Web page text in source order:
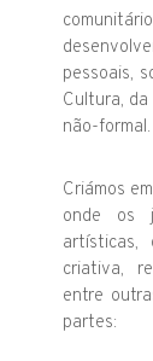
pessoais,
Cultura,
não-formal.
Criámos
onde os
criativa,
entre
partes: